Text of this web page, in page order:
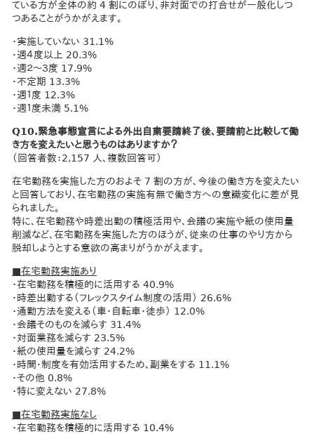
ている方が全体の約 4 割にのぼり、非対面での打合せが一般化しつ
つあることがうかがえます。
・実施していない 31.1%
・週４度以上 20.3%
・週２～３度 17.9%
・不定期 13.3%
・週１度 12.3%
・週１度未満 5.1%
Q10.緊急事態宣言による外出自粛要請終了後、要請前と比較して働
き方を変えたいと思うものはありますか？
（回答者数：2,157 人、複数回答可）
在宅勤務を実施した方のおよそ 7 割の方が、今後の働き方を変えたい
と回答しており、在宅勤務の実施有無で働き方への意識変化に差が見
られました。
特に、在宅勤務や時差出勤の積極活用や、会議の実施や紙の使用量
削減など、在宅勤務を実施した方のほうが、従来の仕事のやり方から
脱却しようとする意欲の高まりがうかがえます。
■在宅勤務実施あり
・在宅勤務を積極的に活用する 40.9%
・時差出勤する（フレックスタイム制度の活用） 26.6%
・通勤方法を変える（車・自転車・徒歩） 12.0%
・会議そのものを減らす 31.4%
・対面業務を減らす 23.5%
・紙の使用量を減らす 24.2%
・時間・制度を有効活用するため、副業をする 11.1%
・その他 0.8%
・特に変えない 27.8%
■在宅勤務実施なし
・在宅勤務を積極的に活用する 10.4%